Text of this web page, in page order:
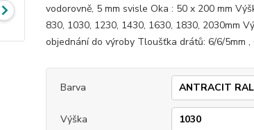
vodorovně, 5 mm svisle Oka : 50 x 200 mm
830, 1030, 1230, 1430, 1630, 1830, 2030mm
objednání do výroby Tloušťka drátů: 6/6/5mm ,
Barva
Výška